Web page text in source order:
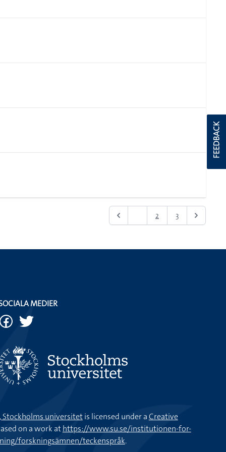
2 3
FEEDBACK
MEDIER
universitetis licensed under aCreative
on a work athttps://www.su.se/institutionen-for-
forskningsämnen/teckenspråk.